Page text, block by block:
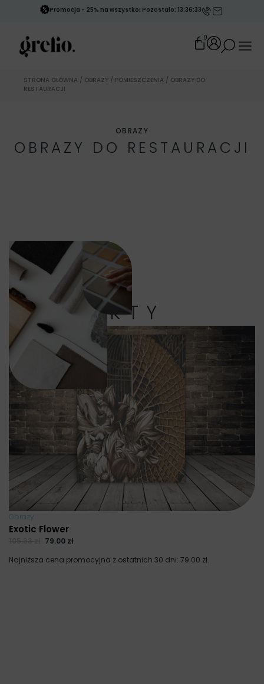
Promocja - 25% na wszystko! Pozostało: 13:36:31
0
STRONA GŁÓWNA / OBRAZY / POMIESZCZENIA / OBRAZY DO
RESTAURACJI
OBRAZY
OBRAZY DO RESTAURACJI
PRODUKTY
Obrazy
Exotic Flower
79.00 zł
Najniższa cena promocyjna z ostatnich 30 dni: 79.00 zł.